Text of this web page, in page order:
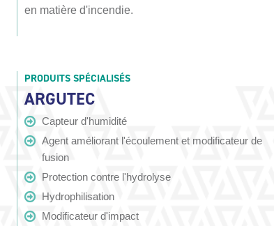
en matière d'incendie.
PRODUITS SPÉCIALISÉS
ARGUTEC
Capteur d'humidité
Agent améliorant l'écoulement et modificateur de
fusion
Protection contre l'hydrolyse
Hydrophilisation
Modificateur d'impact